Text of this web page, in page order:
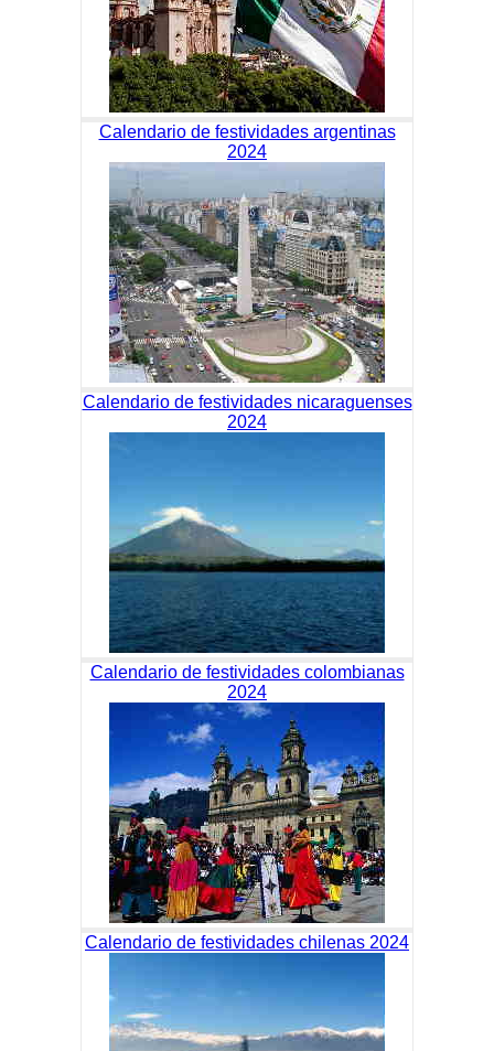
Calendario de festividades argentinas
2024
Calendario de festividades nicaraguenses
2024
Calendario de festividades colombianas
2024
Calendario de festividades chilenas 2024